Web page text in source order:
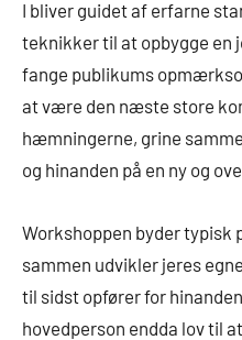
I bliver guidet af erfarne
teknikker til at opbygge en
fange publikums
at være den næste store
hæmningerne, grine
og hinanden på en ny og
Workshoppen byder typisk
sammen udvikler jeres
til sidst opfører for
hovedperson endda lov til